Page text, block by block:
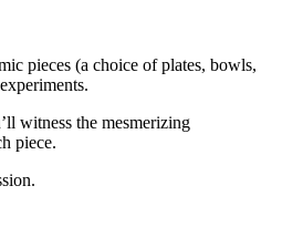
pieces (a choice of plates, bowls,
witness the mesmerizing
piece.